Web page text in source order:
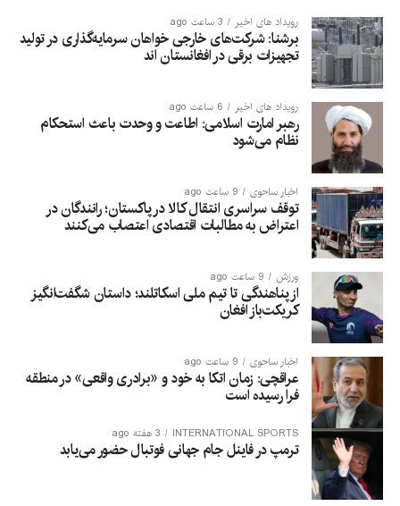
محصولات، خواستار سفر به مالدووا شده بودند.
این هیأت به رهبری صدر اعظم عثمانی، معین وزارت زراعت، آبیاری و
مالداری به مالدووا سفر کرده بود.
رویداد های اخیر 3 ساعت ago
برشنا: شرکت‌های خارجی خواهان سرمایه‌گذاری در تولید
تجهیزات برقی در افغانستان‌ اند
رویداد های اخیر 6 ساعت ago
رهبر امارت اسلامی: اطاعت و وحدت باعث استحکام
نظام می‌شود
اخبار ساحوی 9 ساعت ago
توقف سراسری انتقال کالا در پاکستان؛ رانندگان در
اعتراض به مطالبات اقتصادی اعتصاب می‌کنند
ورزش 9 ساعت ago
از پناهندگی تا تیم ملی اسکاتلند؛ داستان شگفت‌انگیز
کریکت‌باز افغان
اخبار ساحوی 9 ساعت ago
عراقچی: زمان اتکا به خود و «برادری واقعی» در منطقه
فرا رسیده است
INTERNATIONAL SPORTS 3 هفته ago
ترمپ در فاینل جام جهانی فوتبال حضور می‌یابد